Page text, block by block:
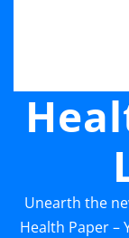
Unearth the
Health Paper –